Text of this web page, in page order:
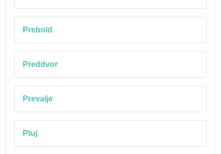
Prebold
Preddvor
Prevalje
Ptuj